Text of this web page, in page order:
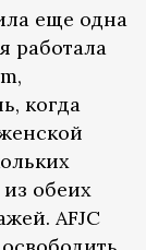
еще одна
работала
когда
обеих
AFJC